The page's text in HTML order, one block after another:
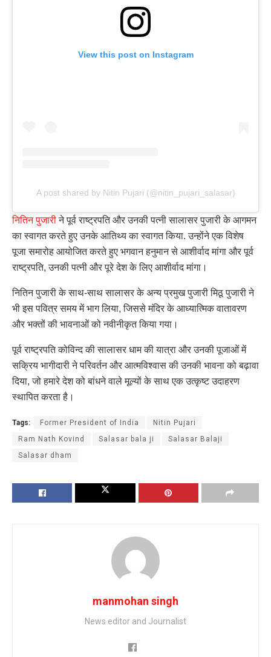
View this post on Instagram
A post shared by Nitin Pujari (@nitin_pujari_salasar)
नितिन पुजारीने पूर्व राष्ट्रपति और उनकी पत्नी सालासर पुजारी के आगमन
का स्वागत करते हुए उनके आतिथ्य का स्वागत किया. उन्होंने एक विशेष
पूजा समारोह आयोजित करते हुए भगवान हनुमान से आशीर्वाद मांगा और पूर्व
राष्ट्रपति, उनकी पत्नी और पूरे देश के लिए आशीर्वाद मांगा।
नितिन पुजारी के साथ-साथ सालासर के अन्य प्रमुख पुजारी मिठू पुजारी ने
भी इस पवित्र समय में भाग लिया, जिससे मंदिर के आध्यात्मिक वातावरण
और भक्तों की भावनाओं को नवीनीकृत किया गया।
पूर्व राष्ट्रपति कोविन्द की सालासर धाम की यात्रा और उनकी पूजाओं में
सक्रिय भागीदारी ने परिवर्तन और आत्मविश्वास की उनकी भावना को बढ़ावा
दिया, जो हमारे देश को बांधने वाले मूल्यों के साथ एक उत्कृष्ट उदाहरण
स्थापित करता है।
Tags: Former President of India
Nitin Pujari
Ram Nath Kovind
Salasar bala ji
Salasar Balaji
Salasar dham
manmohan singh
News editor and Journalist